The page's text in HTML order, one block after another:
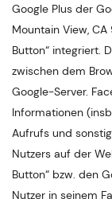
Google Plus der
Mountain View, CA
Button“ integriert.
zwischen dem
Google-Server.
Informationen
Aufrufs und
Nutzers auf der
Button“ bzw. den
Nutzer in seinem